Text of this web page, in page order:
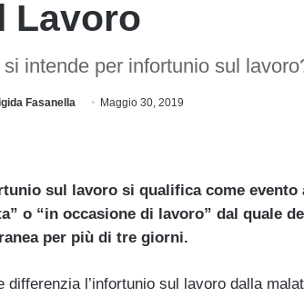
Lavoro
si intende per infortunio sul
Fasanella Maggio 30, 2019
sul lavoro si qualifica come
o “in occasione di lavoro” dal quale
per più di tre giorni.
differenzia l’infortunio sul lavoro dalla